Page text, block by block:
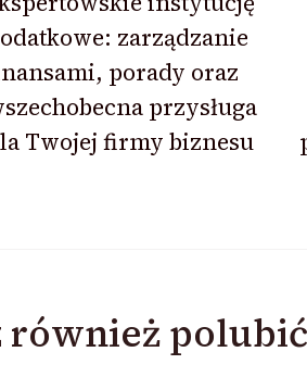
zarządzanie
porady oraz
przysługa
Twojej firmy biznesu
również polubić